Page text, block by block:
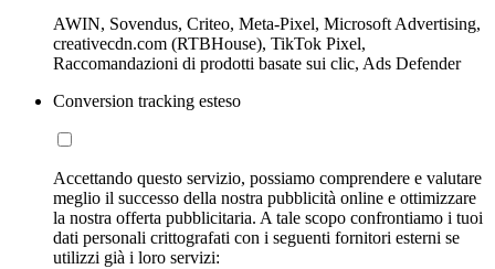
AWIN, Sovendus, Criteo, Meta-Pixel, Microsoft Advertising,
creativecdn.com (RTBHouse), TikTok Pixel,
Raccomandazioni di prodotti basate sui clic, Ads Defender
Conversion tracking esteso
Accettando questo servizio, possiamo comprendere e valutare
meglio il successo della nostra pubblicità online e ottimizzare
la nostra offerta pubblicitaria. A tale scopo confrontiamo i tuoi
dati personali crittografati con i seguenti fornitori esterni se
utilizzi già i loro servizi: